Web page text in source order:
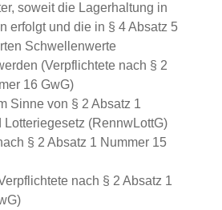
soweit die Lagerhaltung in
erfolgt und die in § 4 Absatz 5
Schwellenwerte
(Verpflichtete nach § 2
16 GwG)
Sinne von § 2 Absatz 1
Lotteriegesetz (RennwLottG)
§ 2 Absatz 1 Nummer 15
nach § 2 Absatz 1